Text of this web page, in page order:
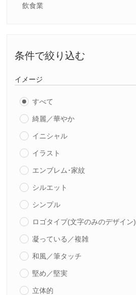
飲食業
条件で絞り込む
イメージ
すべて
綺麗／華やか
イニシャル
イラスト
エンブレム･家紋
シルエット
シンプル
ロゴタイプ(文字のみのデザイン)
凝っている／複雑
和風／筆タッチ
堅め／堅実
立体的